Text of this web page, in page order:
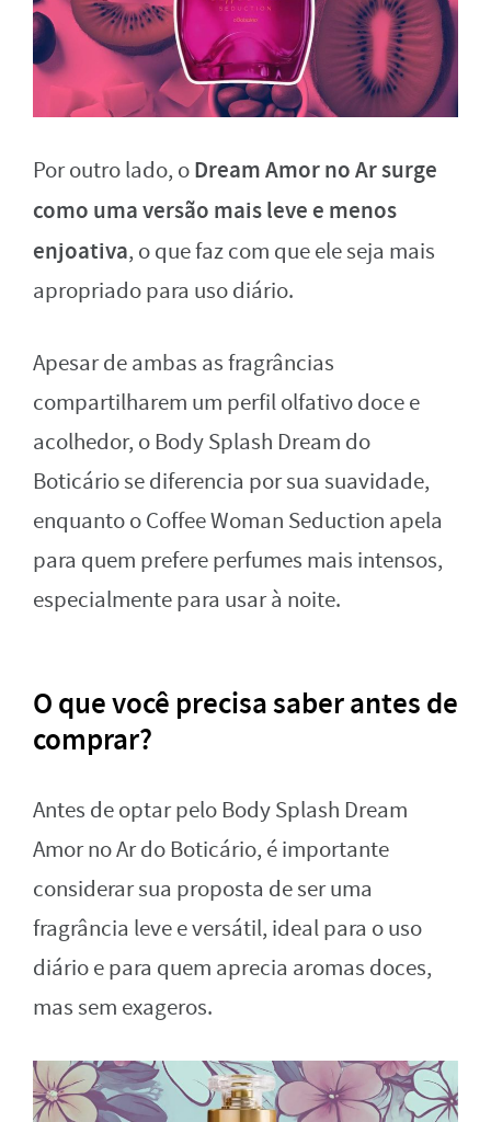
Por outro lado, oDream Amor no Ar surge
como uma versão mais leve e menos
enjoativa, o que faz com que ele seja mais
apropriado para uso diário.
Apesar de ambas as fragrâncias
compartilharem um perfil olfativo doce e
acolhedor, o Body Splash Dream do
Boticário se diferencia por sua suavidade,
enquanto o Coffee Woman Seduction apela
para quem prefere perfumes mais intensos,
especialmente para usar à noite.
O que você precisa saber antes de
comprar?
Antes de optar pelo Body Splash Dream
Amor no Ar do Boticário, é importante
considerar sua proposta de ser uma
fragrância leve e versátil, ideal para o uso
diário e para quem aprecia aromas doces,
mas sem exageros.